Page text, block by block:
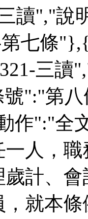
讀","說
第七條
三讀
":"第
作":"全
人，
計、
就本